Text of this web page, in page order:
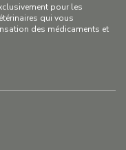
pour les
qui vous
des médicaments et